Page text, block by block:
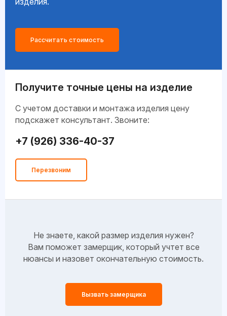
Рассчитать стоимость
Получите точные цены на изделие
C учетом доставки и монтажа изделия цену
подскажет консультант. Звоните:
+7 (926) 336-40-37
Перезвоним
Не знаете, какой размер изделия нужен?
Вам поможет замерщик, который учтет все
нюансы и назовет окончательную стоимость.
Вызвать замерщика